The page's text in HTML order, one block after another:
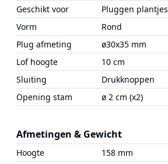
Geschikt voor
Pluggen plantjes
Vorm
Rond
Plug afmeting
ø30x35 mm
Lof hoogte
10 cm
Sluiting
Drukknoppen
Opening stam
ø 2 cm (x2)
Afmetingen & Gewicht
Hoogte
158 mm